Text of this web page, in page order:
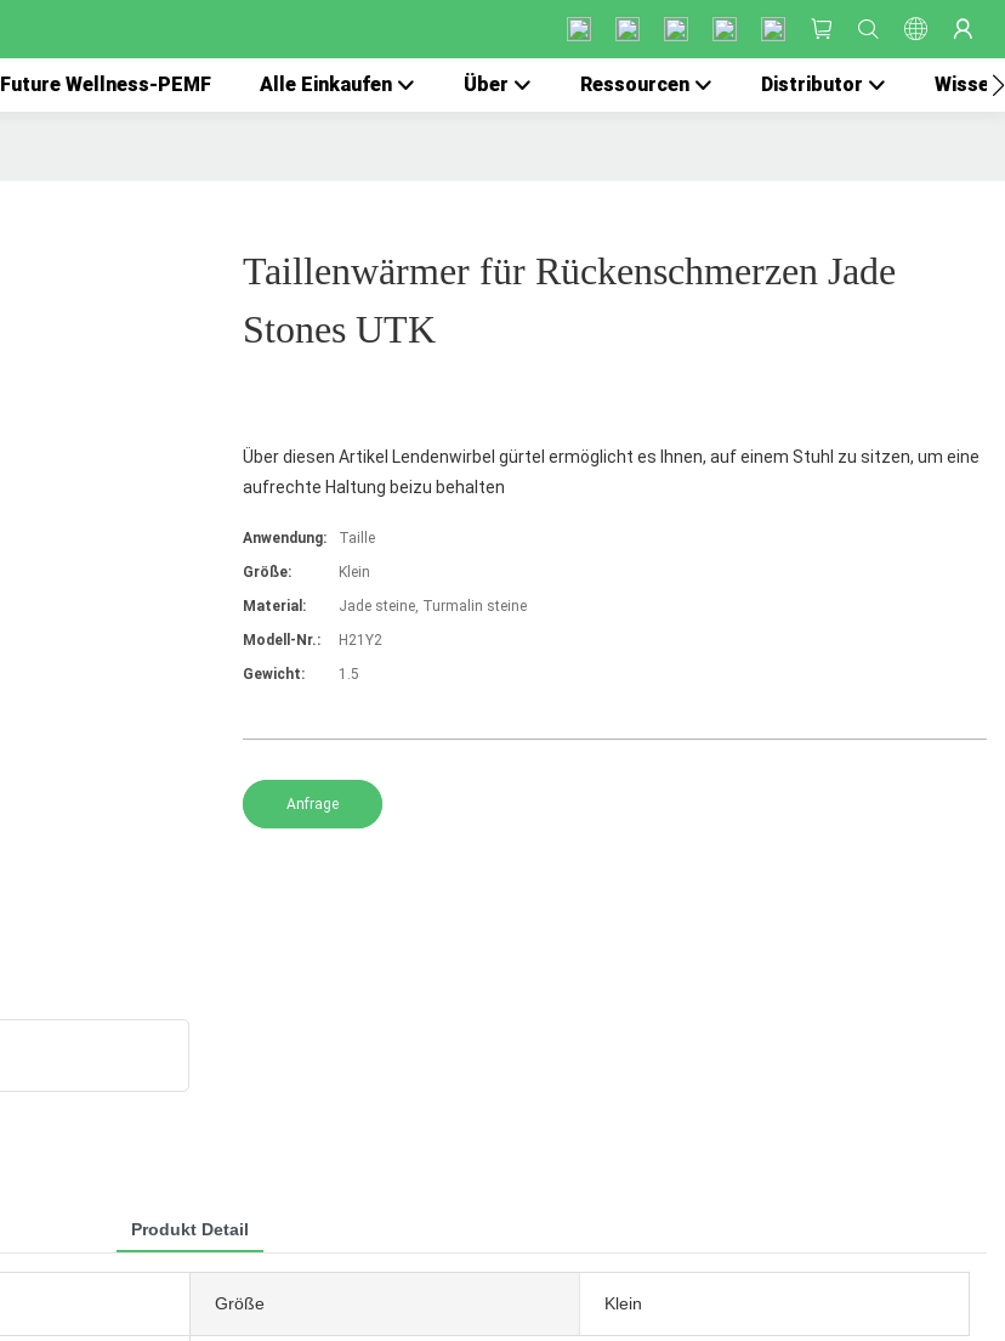
Future Wellness-PEMF Alle Einkaufen Über Ressourcen Distributor Wissen
Taillenwärmer für Rückenschmerzen Jade
Stones UTK
Über diesen Artikel Lendenwirbel gürtel ermöglicht es Ihnen, auf einem Stuhl zu sitzen, um eine
aufrechte Haltung beizu behalten
Anwendung:
Taille
Größe:
Klein
Material:
Jade steine, Turmalin steine
Modell-Nr.:
H21Y2
Gewicht:
1.5
Anfrage
Produkt Detail
Größe Klein